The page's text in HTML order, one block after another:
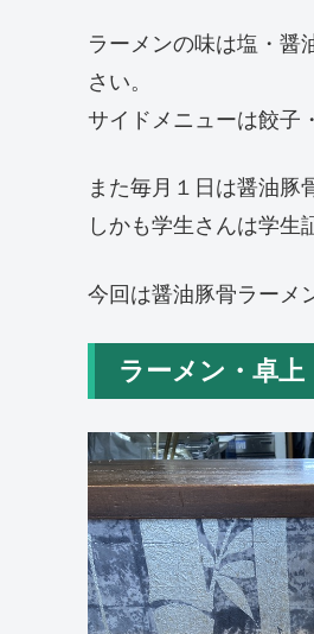
ラーメンの味は塩・醤
さい。
サイドメニューは餃子
また毎月１日は醤油豚
しかも学生さんは学生
今回は醤油豚骨ラーメ
ラーメン・卓上